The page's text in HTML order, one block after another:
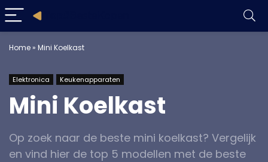
Home» Mini Koelkast
Elektronica Keukenapparaten
Mini Koelkast
Op zoek naar de beste mini koelkast? Vergelijk
en vind hier de top 5 modellen met de beste